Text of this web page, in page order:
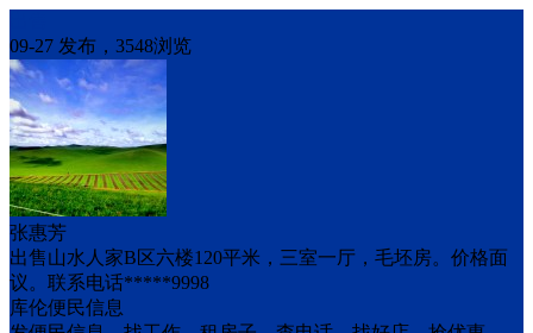
09-27 发布，3548浏览
张惠芳
出售山水人家B区六楼120平米，三室一厅，毛坯房。价格面
议。联系电话*****9998
库伦便民信息